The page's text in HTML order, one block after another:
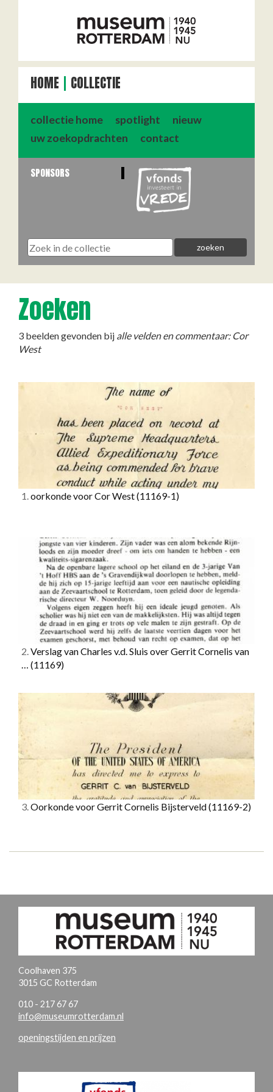
HOME COLLECTIE
collectie home spotlight
nieuw
uw zoekopdrachten
contact
SPONSORS
Zoeken
3 beelden gevonden bij alle velden en commentaar: Cor
West
1.oorkonde voor Cor West(11169-1)
2.Verslag van Charles v.d. Sluis over Gerrit Cornelis van
… (11169)
3.Oorkonde voor Gerrit Cornelis Bijsterveld(11169-2)
Coolhaven 375
3015 GC Rotterdam
010 - 217 67 67
info@museumrotterdam.nl
openingstijden en prijzen